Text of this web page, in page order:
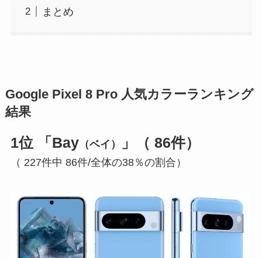
まとめ
Google Pixel 8 Pro 人気カラーランキング
結果
1位 「Bay（ベイ） 」（ 86件）
（ 227件中 86件/全体の38％の割合）